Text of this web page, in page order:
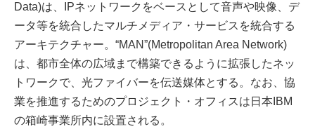
Data)は、IPネットワークをベースとして音声や映像、デ
ータ等を統合したマルチメディア・サービスを統合する
アーキテクチャー。“MAN”(Metropolitan Area Network)
は、都市全体の広域まで構築できるように拡張したネッ
トワークで、光ファイバーを伝送媒体とする。なお、協
業を推進するためのプロジェクト・オフィスは日本IBM
の箱崎事業所内に設置される。